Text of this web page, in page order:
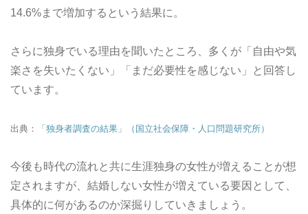
14.6%まで増加するという結果に。
さらに独身でいる理由を聞いたところ、多くが「自由や気
楽さを失いたくない」「まだ必要性を感じない」と回答し
ています。
出典： 「独身者調査の結果」（国立社会保障・人口問題研究所）
今後も時代の流れと共に生涯独身の女性が増えることが想
定されますが、結婚しない女性が増えている要因として、
具体的に何があるのか深掘りしていきましょう。